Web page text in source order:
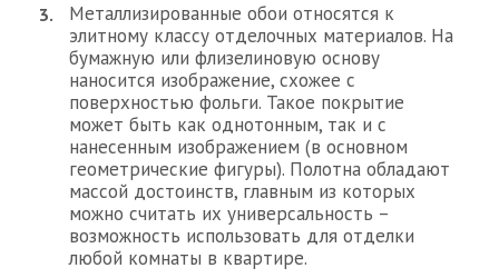
Металлизированные обои относятся к
элитному классу отделочных материалов. На
бумажную или флизелиновую основу
наносится изображение, схожее с
поверхностью фольги. Такое покрытие
может быть как однотонным, так и с
нанесенным изображением (в основном
геометрические фигуры). Полотна обладают
массой достоинств, главным из которых
можно считать их универсальность –
возможность использовать для отделки
любой комнаты в квартире.